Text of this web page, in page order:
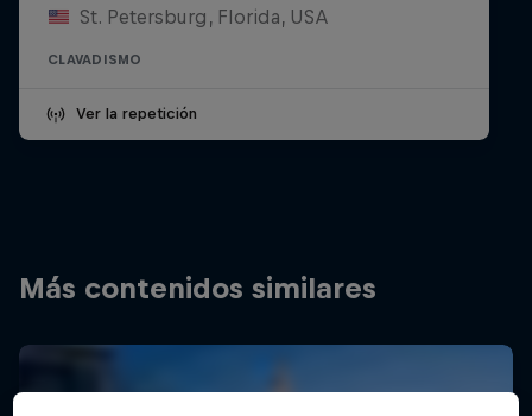
St. Petersburg, Florida, USA
CLAVADISMO
Ver la repetición
Más contenidos similares